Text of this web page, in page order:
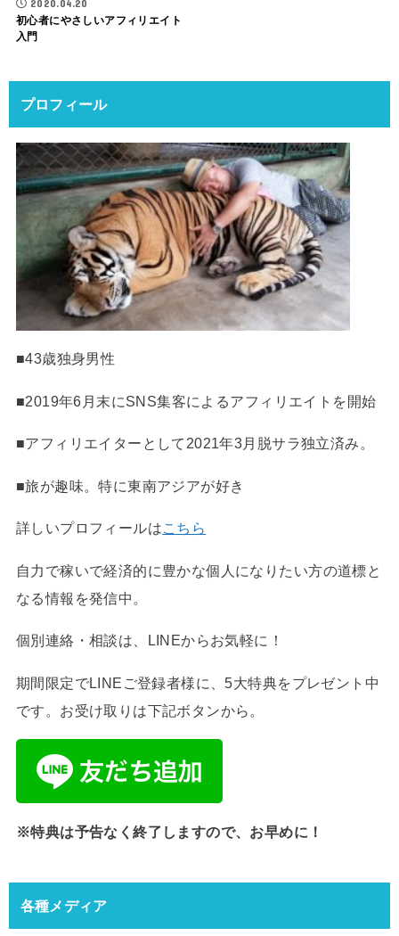
2020.04.20
初心者にやさしいアフィリエイト
入門
プロフィール
■43歳独身男性
■2019年6月末にSNS集客によるアフィリエイトを開始
■アフィリエイターとして2021年3月脱サラ独立済み。
■旅が趣味。特に東南アジアが好き
詳しいプロフィールはこちら
自力で稼いで経済的に豊かな個人になりたい方の道標と
なる情報を発信中。
個別連絡・相談は、LINEからお気軽に！
期間限定でLINEご登録者様に、5大特典をプレゼント中
です。お受け取りは下記ボタンから。
※特典は予告なく終了しますので、お早めに！
各種メディア